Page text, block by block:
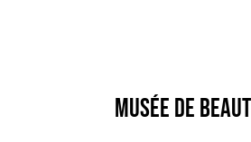
Musée de